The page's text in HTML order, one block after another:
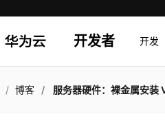
开发者 开发
博客 服务器硬件：裸金属安装